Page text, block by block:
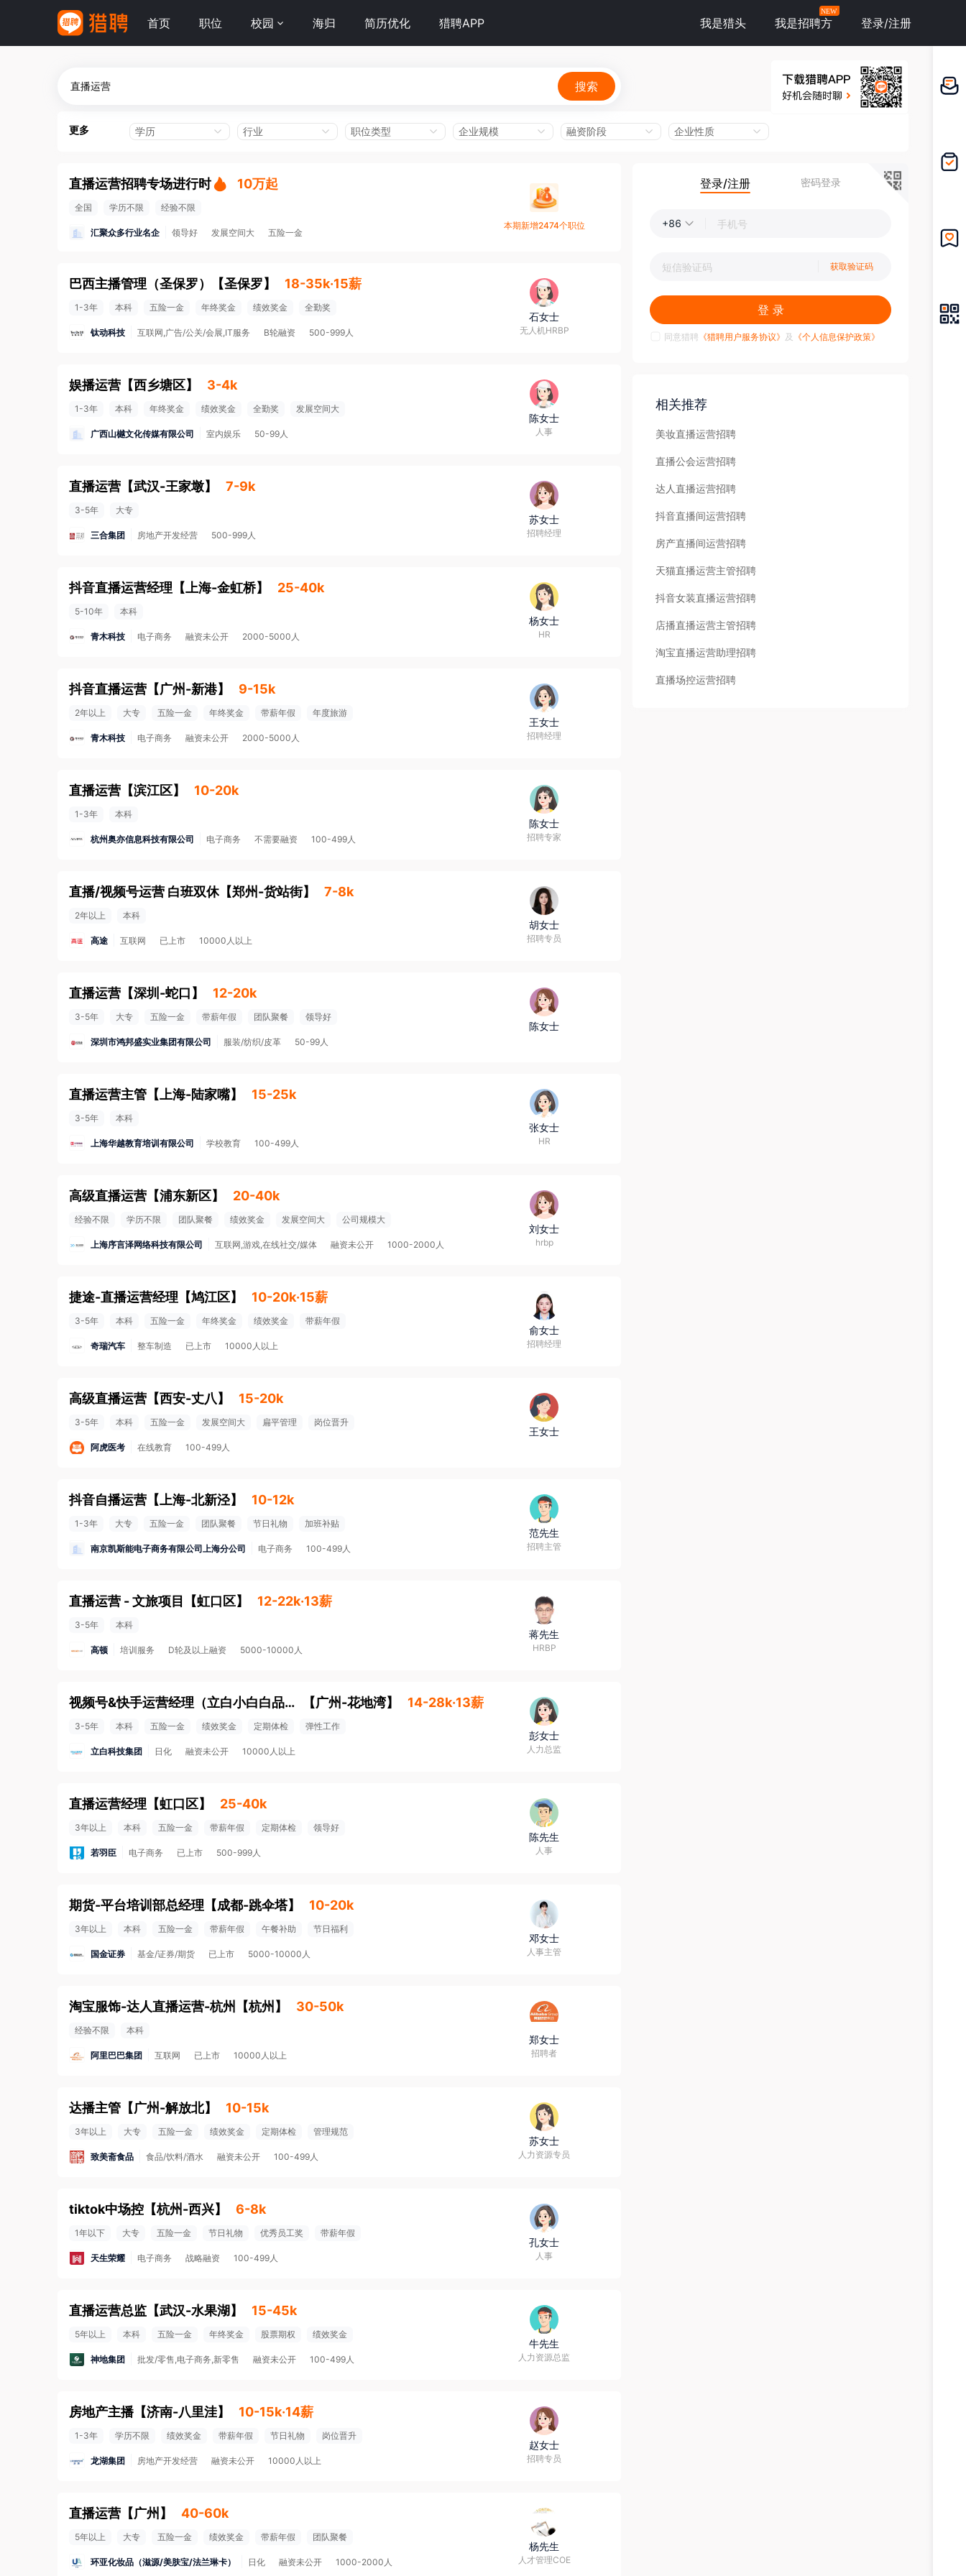
首页 职位 校园 海归 简历优化 猎聘APP 我是猎头 我是招聘方
NEW
登录/注册
搜索
更多 学历 行业 职位类型 企业规模 融资阶段 企业性质
直播运营招聘专场进行时 10万起
全国 学历不限 经验不限
汇聚众多行业名企 领导好 发展空间大 五险一金
本期新增2474个职位
巴西主播管理（圣保罗） 【圣保罗】 18-35k·15薪
1-3年 本科 五险一金 年终奖金 绩效奖金 全勤奖
钛动科技 互联网,广告/公关/会展,IT服务 B轮融资 500-999人
石女士
无人机HRBP
娱播运营 【西乡塘区】 3-4k
1-3年 本科 年终奖金 绩效奖金 全勤奖 发展空间大
广西山樾文化传媒有限公司 室内娱乐 50-99人
陈女士
人事
直播运营 【武汉-王家墩】 7-9k
3-5年 大专
三合集团 房地产开发经营 500-999人
苏女士
招聘经理
抖音直播运营经理 【 上海-金虹桥】 25-40k
5-10年 本科
青木科技 电子商务 融资未公开 2000-5000人
杨女士
HR
抖音直播运营 【广州-新港】 9-15k
2年以上 大专 五险一金 年终奖金 带薪年假 年度旅游
青木科技 电子商务 融资未公开 2000-5000人
王女士
招聘经理
直播运营 【滨江区】 10-20k
1-3年 本科
杭州奥亦信息科技有限公司 电子商务 不需要融资 100-499人
陈女士
招聘专家
直播/视频号运营 白班双休 【郑州-货站街】 7-8k
2年以上 本科
高途 互联网 已上市 10000人以上
胡女士
招聘专员
直播运营 【深圳-蛇口 】 12-20k
3-5年 大专 五险一金 带薪年假 团队聚餐 领导好
深圳市鸿邦盛实业集团有限公司 服装/纺织/皮革 50-99人
陈女士
直播运营主管 【 上海-陆家嘴】 15-25k
3-5年 本科
上海华越教育培训有限公司 学校教育 100-499人
张女士
HR
高级直播运营 【浦东新区】 20-40k
经验不限 学历不限 团队聚餐 绩效奖金 发展空间大 公司规模大
上海序言泽网络科技有限公司 互联网,游戏,在线社交/媒体 融资未公开 1000-2000人
刘女士
hrbp
捷途-直播运营经理 【鸠江区】 10-20k·15薪
3-5年 本科 五险一金 年终奖金 绩效奖金 带薪年假
奇瑞汽车 整车制造 已上市 10000人以上
俞女士
招聘经理
高级直播运营 【西安-丈八 】 15-20k
3-5年 本科 五险一金 发展空间大 扁平管理 岗位晋升
阿虎医考 在线教育 100-499人
王女士
抖音自播运营 【 上海-北新泾】 10-12k
1-3年 大专 五险一金 团队聚餐 节日礼物 加班补贴
南京凯斯能电子商务有限公司上海分公司 电子商务 100-499人
范先生
招聘主管
直播运营 - 文旅项目 【虹口区】 12-22k·13薪
3-5年 本科
高顿 培训服务 D轮及以上融资 5000-10000人
蒋先生
HRBP
视频号&快手运营经理（立白小白白品牌） 【广州-花地湾】 14-28k·13薪
3-5年 本科 五险一金 绩效奖金 定期体检 弹性工作
立白科技集团 日化 融资未公开 10000人以上
彭女士
人力总监
直播运营经理 【虹口区】 25-40k
3年以上 本科 五险一金 带薪年假 定期体检 领导好
若羽臣 电子商务 已上市 500-999人
陈先生
人事
期货-平台培训部总经理 【成都-跳伞塔】 10-20k
3年以上 本科 五险一金 带薪年假 午餐补助 节日福利
国金证券 基金/证券/期货 已上市 5000-10000人
邓女士
人事主管
淘宝服饰-达人直播运营-杭州 【杭州 】 30-50k
经验不限 本科
阿里巴巴集团 互联网 已上市 10000人以上
郑女士
招聘者
达播主管 【广州-解放北】 10-15k
3年以上 大专 五险一金 绩效奖金 定期体检 管理规范
致美斋食品 食品/饮料/酒水 融资未公开 100-499人
苏女士
人力资源专员
tiktok中场控 【杭州-西兴】 6-8k
1年以下 大专 五险一金 节日礼物 优秀员工奖 带薪年假
天生荣耀 电子商务 战略融资 100-499人
孔女士
人事
直播运营总监 【武汉-水果湖 】 15-45k
5年以上 本科 五险一金 年终奖金 股票期权 绩效奖金
神地集团 批发/零售,电子商务,新零售 融资未公开 100-499人
牛先生
人力资源总监
房地产主播 【济南-八里洼】 10-15k·14薪
1-3年 学历不限 绩效奖金 带薪年假 节日礼物 岗位晋升
龙湖集团 房地产开发经营 融资未公开 10000人以上
赵女士
招聘专员
直播运营 【广州 】 40-60k
5年以上 大专 五险一金 绩效奖金 带薪年假 团队聚餐
环亚化妆品（滋源/美肤宝/法兰琳卡） 日化 融资未公开 1000-2000人
杨先生
人才管理COE
登录/注册 密码登录
+86
获取验证码
登 录
同意猎聘 《猎聘用户服务协议》 及 《个人信息保护政策》
相关推荐
美妆直播运营招聘
直播公会运营招聘
达人直播运营招聘
抖音直播间运营招聘
房产直播间运营招聘
天猫直播运营主管招聘
抖音女装直播运营招聘
店播直播运营主管招聘
淘宝直播运营助理招聘
直播场控运营招聘